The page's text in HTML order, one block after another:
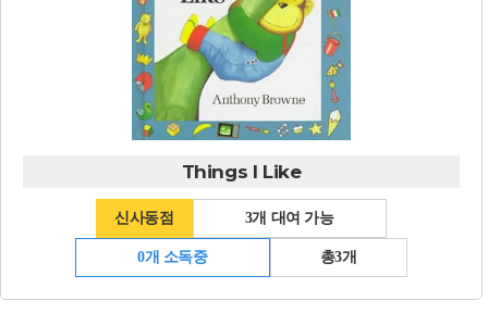
Things I Like
신사동점 3개 대여 가능
0개 소독중 총3개